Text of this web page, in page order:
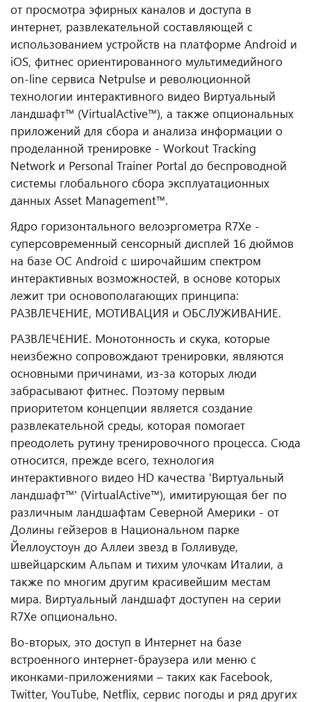
от просмотра эфирных каналов и доступа в
интернет, развлекательной составляющей с
использованием устройств на платформе Android и
iOS, фитнес ориентированного мультимедийного
on-line сервиса Netpulse и революционной
технологии интерактивного видео Виртуальный
ландшафт™ (VirtualActive™), а также опциональных
приложений для сбора и анализа информации о
проделанной тренировке - Workout Tracking
Network и Personal Trainer Portal до беспроводной
системы глобального сбора эксплуатационных
данных Asset Management™.
Ядро горизонтального велоэргометра R7Xe -
суперсовременный сенсорный дисплей 16 дюймов
на базе ОС Android с широчайшим спектром
интерактивных возможностей, в основе которых
лежит три основополагающих принципа:
РАЗВЛЕЧЕНИЕ, МОТИВАЦИЯ и ОБСЛУЖИВАНИЕ.
РАЗВЛЕЧЕНИЕ. Монотонность и скука, которые
неизбежно сопровождают тренировки, являются
основными причинами, из-за которых люди
забрасывают фитнес. Поэтому первым
приоритетом концепции является создание
развлекательной среды, которая помогает
преодолеть рутину тренировочного процесса. Сюда
относится, прежде всего, технология
интерактивного видео HD качества 'Виртуальный
ландшафт™' (VirtualActive™), имитирующая бег по
различным ландшафтам Северной Америки - от
Долины гейзеров в Национальном парке
Йеллоустоун до Аллеи звезд в Голливуде,
швейцарским Альпам и тихим улочкам Италии, а
также по многим другим красивейшим местам
мира. Виртуальный ландшафт доступен на серии
R7Xe опционально.
Во-вторых, это доступ в Интернет на базе
встроенного интернет-браузера или меню с
иконками-приложениями – таких как Facebook,
Twitter, YouTube, Netflix, сервис погоды и ряд других